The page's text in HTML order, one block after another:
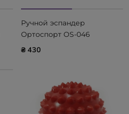
Ручной эспандер
Ортоспорт OS-046
Ortosport
₴ 430